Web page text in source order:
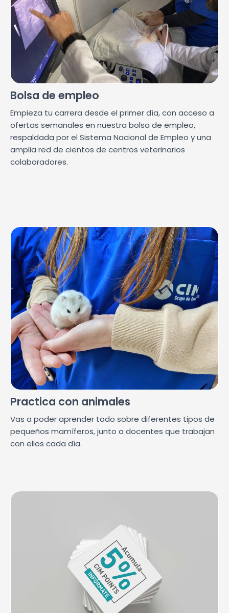
Bolsa de empleo
Empieza tu carrera desde el primer día, con acceso a
ofertas semanales en nuestra bolsa de empleo,
respaldada por el Sistema Nacional de Empleo y una
amplia red de cientos de centros veterinarios
colaboradores.
Practica con animales
Vas a poder aprender todo sobre diferentes tipos de
pequeños mamíferos, junto a docentes que trabajan
con ellos cada día.